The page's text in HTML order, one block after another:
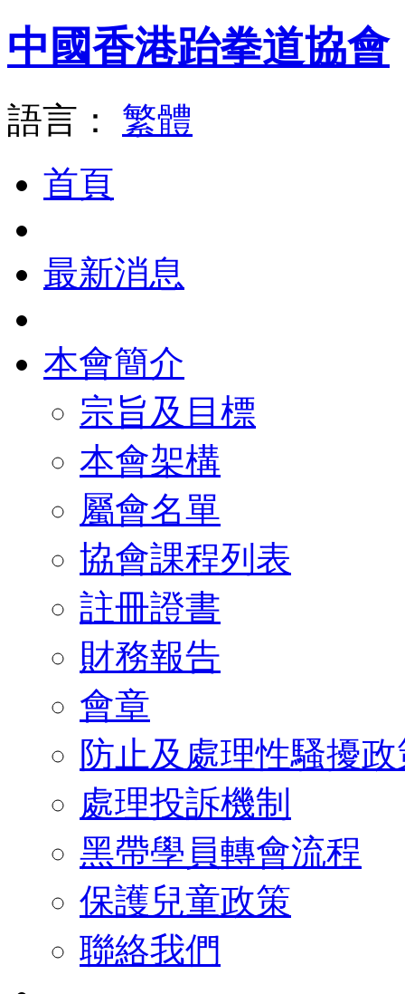
中國香港跆拳道協會
語言： 繁體
首頁
最新消息
本會簡介
宗旨及目標
本會架構
屬會名單
協會課程列表
註冊證書
財務報告
會章
防止及處理性騷擾
處理投訴機制
黑帶學員轉會流程
保護兒童政策
聯絡我們